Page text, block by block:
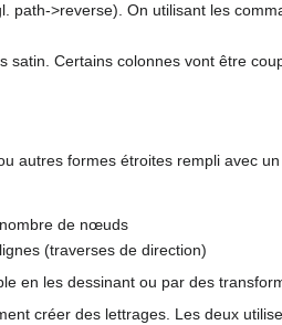
path->reverse). On utilisant les
Certains colonnes vont être
autres formes étroites rempli avec un
de nœuds
(traverses de direction)
en les dessinant ou par des
créer des lettrages. Les deux